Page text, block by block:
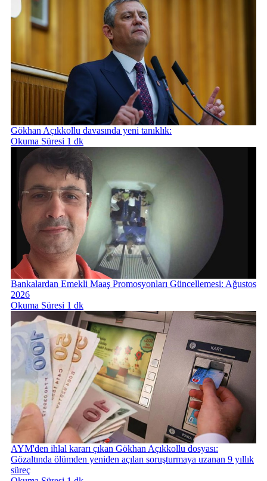
Gökhan Açıkkollu davasında yeni tanıklık:
Okuma Süresi 1 dk
Bankalardan Emekli Maaş Promosyonları Güncellemesi: Ağustos
2026
Okuma Süresi 1 dk
AYM'den ihlal kararı çıkan Gökhan Açıkkollu dosyası:
Gözaltında ölümden yeniden açılan soruşturmaya uzanan 9 yıllık
süreç